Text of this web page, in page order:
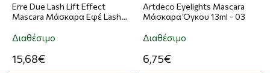
Erre Due Lash Lift Effect
Mascara Μάσκαρα Εφέ Lash
Διαθέσιμο
15,68€
Artdeco Eyelights Mascara
Μάσκαρα Όγκου 13ml - 03
Διαθέσιμο
6,75€